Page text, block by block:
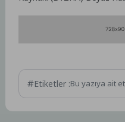
Etiketler :Bu yazıya ait